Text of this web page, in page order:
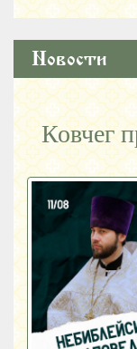
Новости
Ковчег